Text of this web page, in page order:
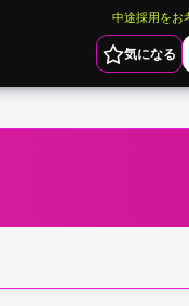
中途採用をお
気になる